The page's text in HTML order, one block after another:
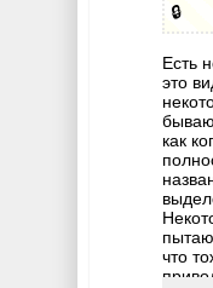
🔒
Есть
это
как
что